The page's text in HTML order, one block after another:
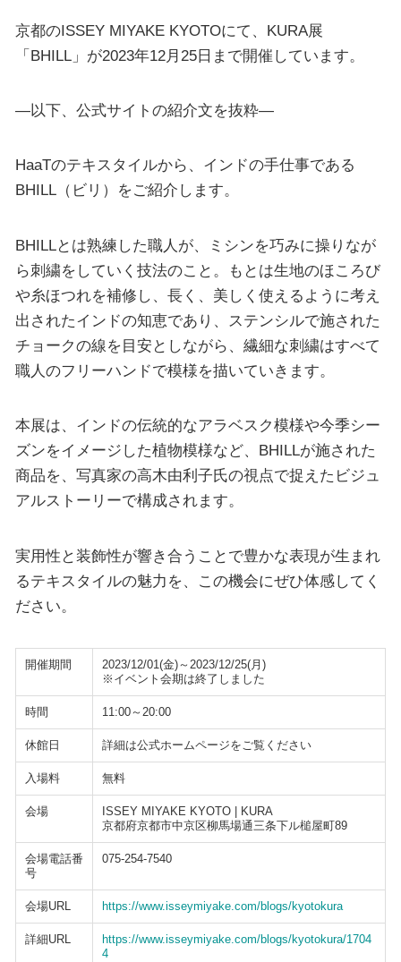
京都のISSEY MIYAKE KYOTOにて、KURA展
「BHILL」が2023年12月25日まで開催しています。
—以下、公式サイトの紹介文を抜粋—
HaaTのテキスタイルから、インドの手仕事である
BHILL（ビリ）をご紹介します。
BHILLとは熟練した職人が、ミシンを巧みに操りなが
ら刺繍をしていく技法のこと。もとは生地のほころび
や糸ほつれを補修し、長く、美しく使えるように考え
出されたインドの知恵であり、ステンシルで施された
チョークの線を目安としながら、繊細な刺繍はすべて
職人のフリーハンドで模様を描いていきます。
本展は、インドの伝統的なアラベスク模様や今季シー
ズンをイメージした植物模様など、BHILLが施された
商品を、写真家の高木由利子氏の視点で捉えたビジュ
アルストーリーで構成されます。
実用性と装飾性が響き合うことで豊かな表現が生まれ
るテキスタイルの魅力を、この機会にぜひ体感してく
ださい。
開催期間
2023/12/01(金)～2023/12/25(月)
※イベント会期は終了しました
時間 11:00～20:00
休館日 詳細は公式ホームページをご覧ください
入場料 無料
会場
ISSEY MIYAKE KYOTO | KURA
京都府京都市中京区柳馬場通三条下ル槌屋町89
会場電話番
号
075-254-7540
会場URL https://www.isseymiyake.com/blogs/kyotokura
詳細URL
https://www.isseymiyake.com/blogs/kyotokura/1704
4